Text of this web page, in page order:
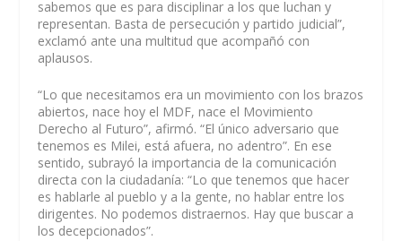
sabemos que es para disciplinar a los que luchan y
representan. Basta de persecución y partido judicial”,
exclamó ante una multitud que acompañó con
aplausos.
“Lo que necesitamos era un movimiento con los brazos
abiertos, nace hoy el MDF, nace el Movimiento
Derecho al Futuro”, afirmó. “El único adversario que
tenemos es Milei, está afuera, no adentro”. En ese
sentido, subrayó la importancia de la comunicación
directa con la ciudadanía: “Lo que tenemos que hacer
es hablarle al pueblo y a la gente, no hablar entre los
dirigentes. No podemos distraernos. Hay que buscar a
los decepcionados”.